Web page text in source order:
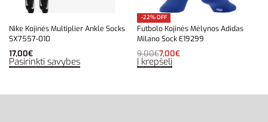
Nike Kojinės Multiplier Ankle Socks
SX7557-010
17,00€
Pasirinkti savybes
-22% OFF
Futbolo Kojinės Mėlynos Adidas
Milano Sock E19299
9,00€7,00€
Į krepšelį